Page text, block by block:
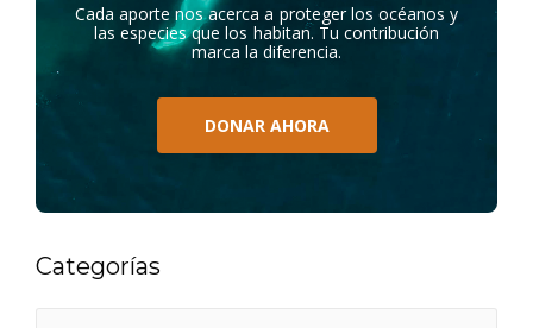
Cada aporte nos acerca a proteger los océanos y
las especies que los habitan. Tu contribución
marca la diferencia.
DONAR AHORA
Categorías